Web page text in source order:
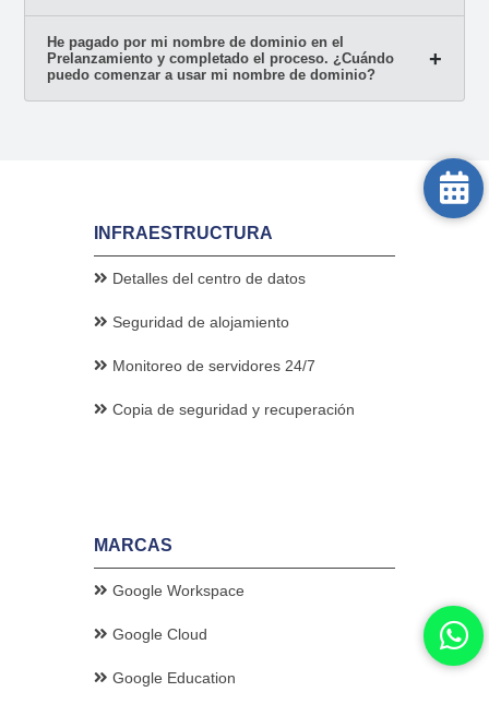
He pagado por mi nombre de dominio en el
Prelanzamiento y completado el proceso. ¿Cuándo
puedo comenzar a usar mi nombre de dominio?
INFRAESTRUCTURA
Detalles del centro de datos
Seguridad de alojamiento
Monitoreo de servidores 24/7
Copia de seguridad y recuperación
MARCAS
Google Workspace
Google Cloud
Google Education